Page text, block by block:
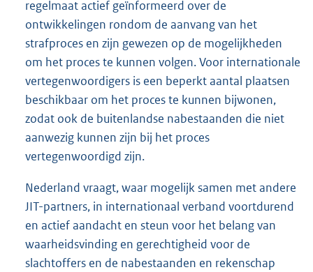
regelmaat actief geïnformeerd over de
ontwikkelingen rondom de aanvang van het
strafproces en zijn gewezen op de mogelijkheden
om het proces te kunnen volgen. Voor internationale
vertegenwoordigers is een beperkt aantal plaatsen
beschikbaar om het proces te kunnen bijwonen,
zodat ook de buitenlandse nabestaanden die niet
aanwezig kunnen zijn bij het proces
vertegenwoordigd zijn.
Nederland vraagt, waar mogelijk samen met andere
JIT-partners, in internationaal verband voortdurend
en actief aandacht en steun voor het belang van
waarheidsvinding en gerechtigheid voor de
slachtoffers en de nabestaanden en rekenschap